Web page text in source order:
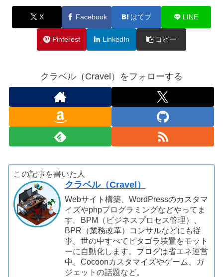
X Facebook はてブ LINE
Pinterest LinkedIn コピー
クラベル（Cravel）をフォローする
この記事を書いた人
クラベル（Cravel）
Webサイト構築、WordPressのカスタマ
イズやphpプログラミングなどやってま
す。BPM（ビジネスプロセス管理）、
BPR（業務改革）コンサルなどにも従
事。世の中すべてピタゴラ装置をモット
ーに自動化します。ブログは省エネ運営
中。Cocoonカスタマイズやゲーム、ガ
ジェットの話題など。